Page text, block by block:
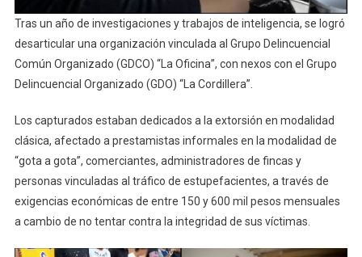
Tras un año de investigaciones y trabajos de inteligencia, se logró
desarticular una organización vinculada al Grupo Delincuencial
Común Organizado (GDCO) “La Oficina”, con nexos con el Grupo
Delincuencial Organizado (GDO) “La Cordillera”.
Los capturados estaban dedicados a la extorsión en modalidad
clásica, afectado a prestamistas informales en la modalidad de
“gota a gota”, comerciantes, administradores de fincas y
personas vinculadas al tráfico de estupefacientes, a través de
exigencias económicas de entre 150 y 600 mil pesos mensuales
a cambio de no tentar contra la integridad de sus víctimas.